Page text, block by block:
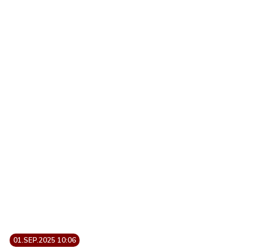
01.SEP.2025 10:06